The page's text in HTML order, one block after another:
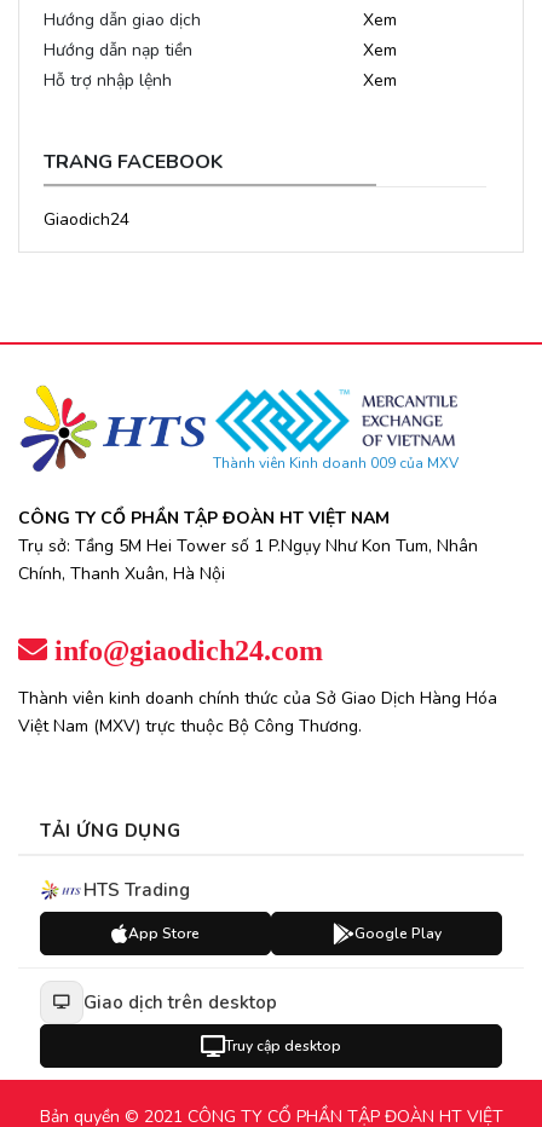
Hướng dẫn giao dịch
Xem
Hướng dẫn nạp tiền
Xem
Hỗ trợ nhập lệnh
Xem
TRANG FACEBOOK
Giaodich24
Thành viên Kinh doanh 009 của MXV
CÔNG TY CỔ PHẦN TẬP ĐOÀN HT VIỆT NAM
Trụ sở: Tầng 5M Hei Tower số 1 P.Ngụy Như Kon Tum, Nhân
Chính, Thanh Xuân, Hà Nội
info@giaodich24.com
Thành viên kinh doanh chính thức của Sở Giao Dịch Hàng Hóa
Việt Nam (MXV) trực thuộc Bộ Công Thương.
TẢI ỨNG DỤNG
HTS Trading
App Store Google Play
Giao dịch trên desktop
Truy cập desktop
Bản quyền © 2021 CÔNG TY CỔ PHẦN TẬP ĐOÀN HT VIỆT